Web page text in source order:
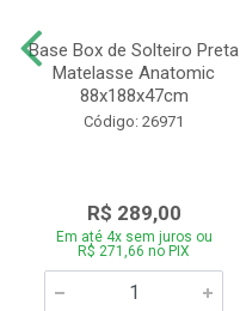
Base Box de Solteiro Preta
Matelasse Anatomic
88x188x47cm
Código: 26971
R$ 289,00
Em até 4x sem juros ou
R$ 271,66 no PIX